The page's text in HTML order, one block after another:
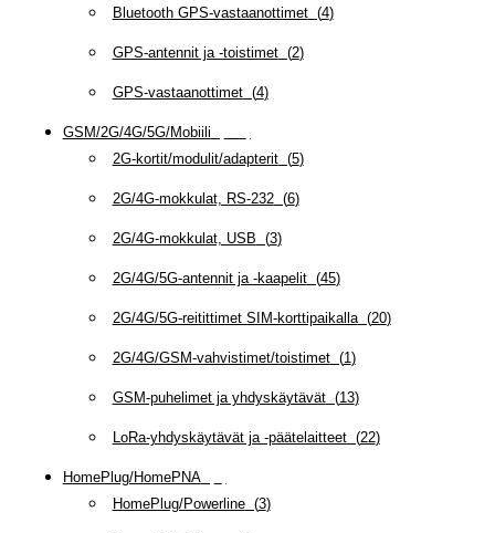
Bluetooth GPS-vastaanottimet(4)
GPS-antennit ja -toistimet(2)
GPS-vastaanottimet(4)
GSM/2G/4G/5G/Mobiili
2G-kortit/modulit/adapterit(5)
2G/4G-mokkulat, RS-232(6)
2G/4G-mokkulat, USB (3)
2G/4G/5G-antennit ja -kaapelit(45)
2G/4G/5G-reitittimet SIM-korttipaikalla(20)
2G/4G/GSM-vahvistimet/toistimet(1 )
GSM-puhelimet ja yhdyskäytävät(13)
LoRa-yhdyskäytävät ja -päätelaitteet(22)
HomePlug/HomePNA(
HomePlug/Powerline(3)